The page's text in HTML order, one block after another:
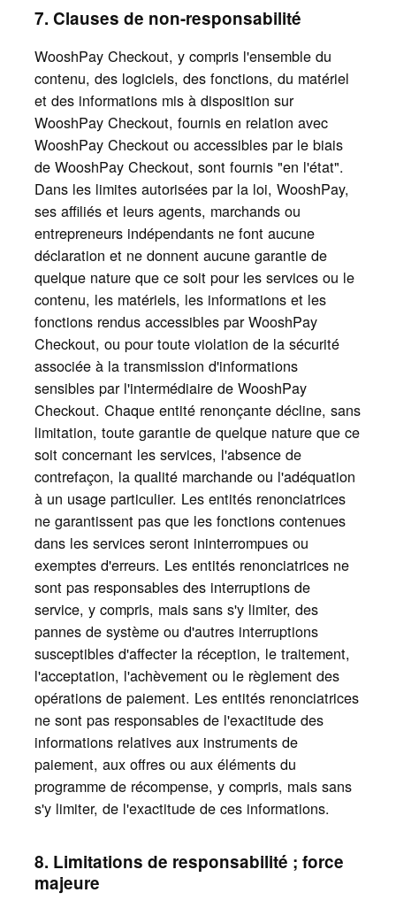
7. Clauses de non-responsabilité
WooshPay Checkout, y compris l'ensemble du
contenu, des logiciels, des fonctions, du matériel
et des informations mis à disposition sur
WooshPay Checkout, fournis en relation avec
WooshPay Checkout ou accessibles par le biais
de WooshPay Checkout, sont fournis "en l'état".
Dans les limites autorisées par la loi, WooshPay,
ses affiliés et leurs agents, marchands ou
entrepreneurs indépendants ne font aucune
déclaration et ne donnent aucune garantie de
quelque nature que ce soit pour les services ou le
contenu, les matériels, les informations et les
fonctions rendus accessibles par WooshPay
Checkout, ou pour toute violation de la sécurité
associée à la transmission d'informations
sensibles par l'intermédiaire de WooshPay
Checkout. Chaque entité renonçante décline, sans
limitation, toute garantie de quelque nature que ce
soit concernant les services, l'absence de
contrefaçon, la qualité marchande ou l'adéquation
à un usage particulier. Les entités renonciatrices
ne garantissent pas que les fonctions contenues
dans les services seront ininterrompues ou
exemptes d'erreurs. Les entités renonciatrices ne
sont pas responsables des interruptions de
service, y compris, mais sans s'y limiter, des
pannes de système ou d'autres interruptions
susceptibles d'affecter la réception, le traitement,
l'acceptation, l'achèvement ou le règlement des
opérations de paiement. Les entités renonciatrices
ne sont pas responsables de l'exactitude des
informations relatives aux instruments de
paiement, aux offres ou aux éléments du
programme de récompense, y compris, mais sans
s'y limiter, de l'exactitude de ces informations.
8. Limitations de responsabilité ; force
majeure